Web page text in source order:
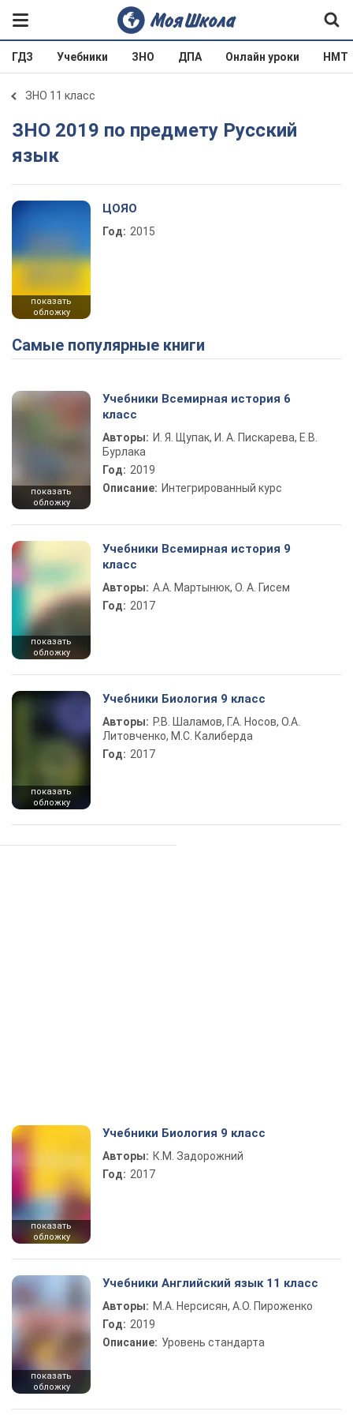
ГДЗ Учебники ЗНО ДПА Онлайн уроки НМТ
ЗНО 11 класс
ЗНО 2019 по предмету Русский
язык
показать
обложку
ЦОЯО
Год: 2015
Самые популярные книги
показать
обложку
Учебники Всемирная история 6
класс
Авторы: И. Я. Щупак, И. А. Пискарева, Е.В.
Бурлака
Год: 2019
Описание: Интегрированный курс
показать
обложку
Учебники Всемирная история 9
класс
Авторы: А.А. Мартынюк, О. А. Гисем
Год: 2017
показать
обложку
Учебники Биология 9 класс
Авторы: Р.В. Шаламов, Г.А. Носов, О.А.
Литовченко, М.С. Калиберда
Год: 2017
показать
обложку
Учебники Биология 9 класс
Авторы: К.М. Задорожний
Год: 2017
показать
обложку
Учебники Английский язык 11 класс
Авторы: М.А. Нерсисян, А.О. Пироженко
Год: 2019
Описание: Уровень стандарта